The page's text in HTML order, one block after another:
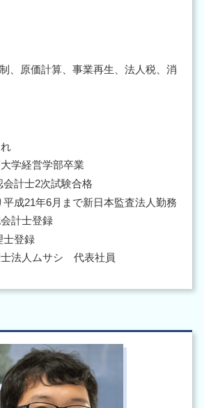
、原価計算、事業再生、法人税、消
学経営学部卒業
計士2次試験合格
成21年6月まで新日本監査法人勤務
計士登録
士登録
士法人ムサシ 代表社員